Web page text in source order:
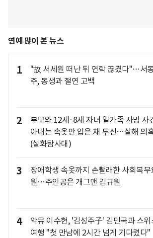
연예 많이 본 뉴스
1
"故 서세원 떠난 뒤 연락 끊겼다"…서
주, 동생과 절연 고백
2
부모와 12세·8세 자녀 일가족 사망 사
아내는 속옷만 입은 채 투신…살해 의
(실화탐사대)
3
장애학생 속옷까지 손빨래한 사회복무
원…주인공은 개그맨 김규원
4
악뮤 이수현, '김성주子' 김민국과 스위
여행 "첫 만남에 2시간 넘게 기다렸다"